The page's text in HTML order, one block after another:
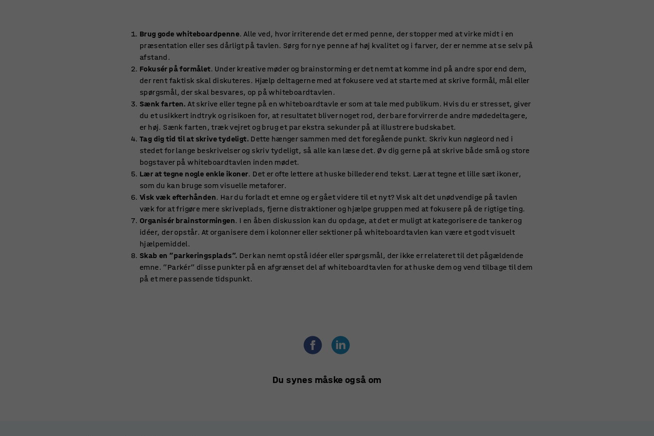
Brug gode whiteboardpenne. Alle ved, hvor irriterende det er med penne, der stopper med at virke midt i en
præsentation eller ses dårligt på tavlen. Sørg for nye penne af høj kvalitet og i farver, der er nemme at se selv på
afstand.
Fokusér på formålet. Under kreative møder og brainstorming er det nemt at komme ind på andre spor end dem,
der rent faktisk skal diskuteres. Hjælp deltagerne med at fokusere ved at starte med at skrive formål, mål eller
spørgsmål, der skal besvares, op på whiteboardtavlen.
Sænk farten. At skrive eller tegne på en whiteboardtavle er som at tale med publikum. Hvis du er stresset, giver
du et usikkert indtryk og risikoen for, at resultatet bliver noget rod, der bare forvirrer de andre mødedeltagere,
er høj. Sænk farten, træk vejret og brug et par ekstra sekunder på at illustrere budskabet.
Tag dig tid til at skrive tydeligt. Dette hænger sammen med det foregående punkt. Skriv kun nøgleord ned i
stedet for lange beskrivelser og skriv tydeligt, så alle kan læse det. Øv dig gerne på at skrive både små og store
bogstaver på whiteboardtavlen inden mødet.
Lær at tegne nogle enkle ikoner. Det er ofte lettere at huske billeder end tekst. Lær at tegne et lille sæt ikoner,
som du kan bruge som visuelle metaforer.
Visk væk efterhånden. Har du forladt et emne og er gået videre til et nyt? Visk alt det unødvendige på tavlen
væk for at frigøre mere skriveplads, fjerne distraktioner og hjælpe gruppen med at fokusere på de rigtige ting.
Organisér brainstormingen. I en åben diskussion kan du opdage, at det er muligt at kategorisere de tanker og
idéer, der opstår. At organisere dem i kolonner eller sektioner på whiteboardtavlen kan være et godt visuelt
hjælpemiddel.
Skab en ”parkeringsplads”. Der kan nemt opstå idéer eller spørgsmål, der ikke er relateret til det pågældende
emne. ”Parkér” disse punkter på en afgrænset del af whiteboardtavlen for at huske dem og vend tilbage til dem
på et mere passende tidspunkt.
Du synes måske også om